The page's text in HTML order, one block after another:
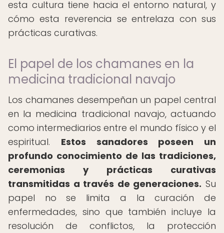
esta cultura tiene hacia el entorno natural, y
cómo esta reverencia se entrelaza con sus
prácticas curativas.
El papel de los chamanes en la
medicina tradicional navajo
Los chamanes desempeñan un papel central
en la medicina tradicional navajo, actuando
como intermediarios entre el mundo físico y el
espiritual. Estos sanadores poseen un
profundo conocimiento de las tradiciones,
ceremonias y prácticas curativas
transmitidas a través de generaciones. Su
papel no se limita a la curación de
enfermedades, sino que también incluye la
resolución de conflictos, la protección